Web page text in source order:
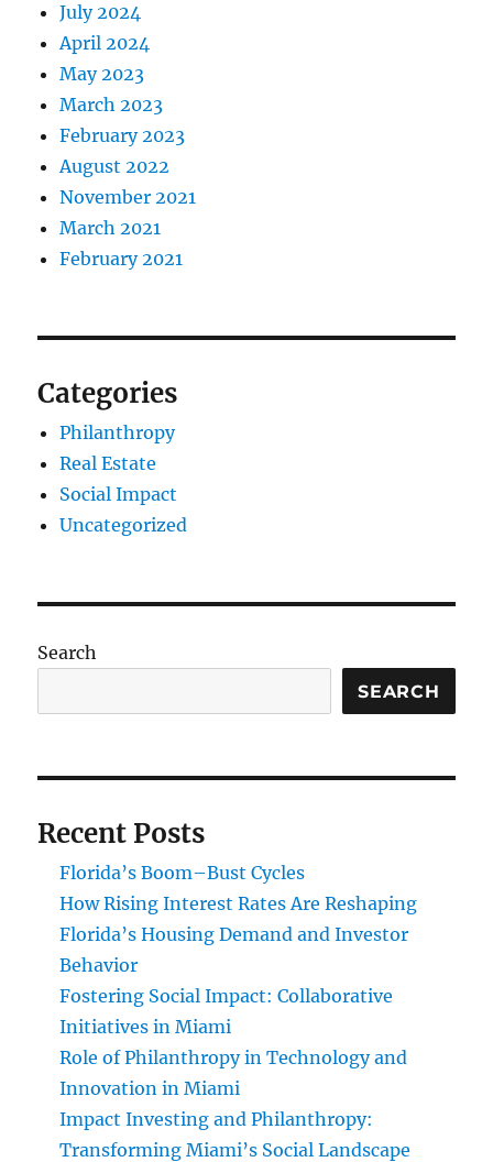
July 2024
April 2024
May 2023
March 2023
February 2023
August 2022
November 2021
March 2021
February 2021
Categories
Philanthropy
Real Estate
Social Impact
Uncategorized
Search
SEARCH
Recent Posts
Florida’s Boom–Bust Cycles
How Rising Interest Rates Are Reshaping
Florida’s Housing Demand and Investor
Behavior
Fostering Social Impact: Collaborative
Initiatives in Miami
Role of Philanthropy in Technology and
Innovation in Miami
Impact Investing and Philanthropy:
Transforming Miami’s Social Landscape